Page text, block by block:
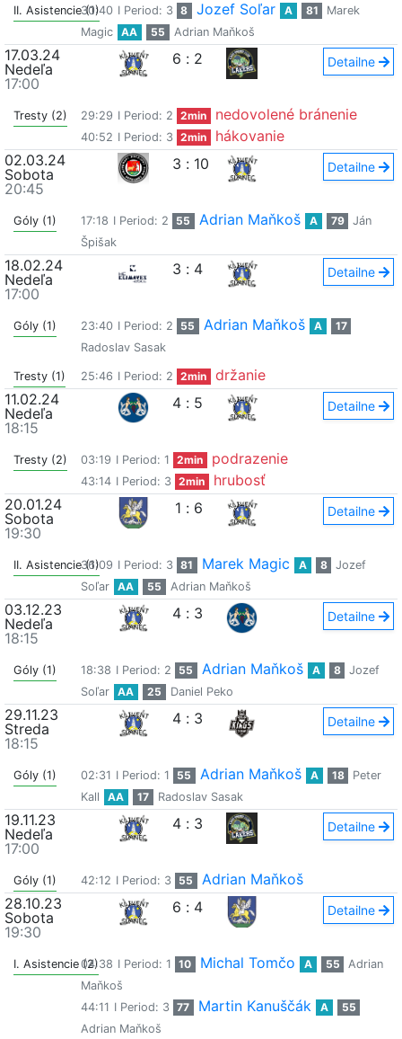
II. Asistencie (1)
30:40 I Period: 3 8 Jozef Soľar A 81
Marek
Magic
AA 55 Adrian Maňkoš
17.03.24
Nedeľa
17:00
6 : 2 Detailne
Tresty (2) 29:29 I Period: 2 2min nedovolené bránenie
40:52 I Period: 3 2min
hákovanie
02.03.24
Sobota
20:45
3 : 10 Detailne
Góly (1) 17:18 I Period: 2 55 Adrian Maňkoš A 79
Ján
Špišak
18.02.24
Nedeľa
17:00
3 : 4 Detailne
Góly (1) 23:40 I Period: 2 55 Adrian Maňkoš A
17
Radoslav Sasak
Tresty (1) 25:46 I Period: 2 2min
držanie
11.02.24
Nedeľa
18:15
4 : 5 Detailne
Tresty (2) 03:19 I Period: 1 2min podrazenie
43:14 I Period: 3 2min
hrubosť
20.01.24
Sobota
19:30
1 : 6 Detailne
II. Asistencie (1)
36:09 I Period: 3 81 Marek Magic A 8
Jozef
Soľar
AA 55 Adrian Maňkoš
03.12.23
Nedeľa
18:15
4 : 3 Detailne
Góly (1) 18:38 I Period: 2 55 Adrian Maňkoš A 8
Jozef
Soľar
AA 25 Daniel Peko
29.11.23
Streda
18:15
4 : 3 Detailne
Góly (1) 02:31 I Period: 1 55 Adrian Maňkoš A 18
Peter
Kall
AA 17 Radoslav Sasak
19.11.23
Nedeľa
17:00
4 : 3 Detailne
Góly (1) 42:12 I Period: 3 55
Adrian Maňkoš
28.10.23
Sobota
19:30
6 : 4 Detailne
I. Asistencie (2)04:38 I Period: 1 10 Michal Tomčo A 55
Adrian
Maňkoš
44:11 I Period: 3 77 Martin Kanuščák A
55
Adrian Maňkoš